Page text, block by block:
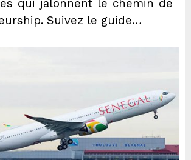
qui jalonnent le chemin de
Suivez le guide…